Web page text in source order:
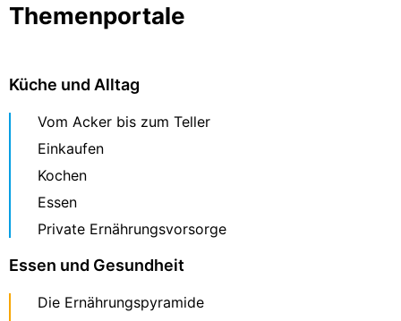
Themenportale
Küche und Alltag
Vom Acker bis zum Teller
Einkaufen
Kochen
Essen
Private Ernährungsvorsorge
Essen und Gesundheit
Die Ernährungspyramide